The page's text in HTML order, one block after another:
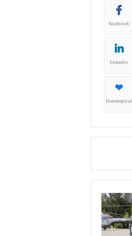
facebook
linkedin
themespiral